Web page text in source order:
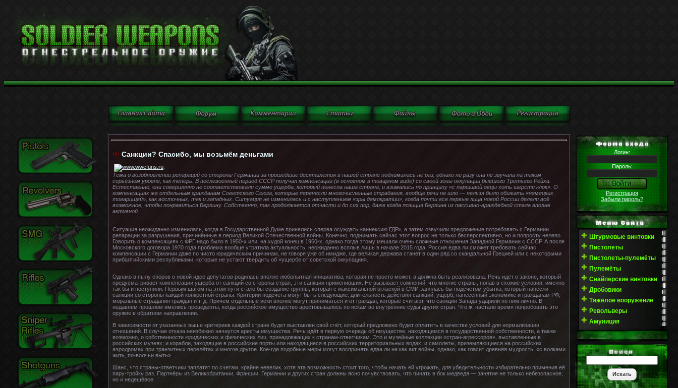
Санкции? Спасибо, мы возьмём деньгами
.
Тема о возобновлении репараций со стороны Германии за прошедшие десятилетия в нашей стране поднималась не раз, однако ни разу она не звучала на таком
серьёзном уровне, как теперь. В послевоенный период СССР получал компенсации (в основном в товарном виде) со своей зоны оккупации бывшего Третьего Рейха.
Естественно, они совершенно не соответствовали сумме ущерба, который понесла наша страна, и взимались по принципу «с паршивой овцы хоть шерсти клок». О
компенсациях же отдельным гражданам Советского Союза, которые перенесли многочисленные страдания, вообще речи не шло — нельзя было обижать «немецких
товарищей», как восточных, так и западных. Ситуация не изменилась и с наступлением «эры демократии», когда почти все первые лица новой России делали всё
возможное, чтобы понравиться Берлину. Собственно, так продолжается отчасти и до сих пор, даже когда позиция Берлина из пассивно-враждебной стала вполне
активной.
Ситуация неожиданно изменилась, когда в Государственной Думе принялись сперва осуждать «аннексию ГДР», а затем озвучили предложение потребовать с Германии
репарации за разрушения, причинённые в период Великой Отечественной войны. Конечно, поднимать сейчас этот вопрос не только бесперспективно, но и попросту нелепо.
Говорить о компенсациях с ФРГ надо было в 1950-х или, на худой конец в 1960-х, однако тогда этому мешали очень сложные отношения Западной Германии с СССР. А после
Московского договора 1970 года проблема вообще утратила актуальность, неожиданно всплыв лишь в начале 2015 года. Россия едва ли сможет требовать сейчас
компенсации с Германии даже по чисто юридическим причинам, не говоря уже об имидже, где великая держава станет в один ряд со скандальной Грецией или с некоторыми
прибалтийскими республиками, которые не устают твердить об «ущербе от советской оккупации».
Однако в пылу споров о новой идее депутатов родилась вполне любопытная инициатива, которая не просто может, а должна быть реализована. Речь идёт о законе, который
предусматривает компенсации ущерба от санкций со стороны стран, эти санкции применивших. Не вызывает сомнений, что многие страны, попав в схожие условия, именно
так бы и поступили. Первым шагом на этом пути стало бы создание группы, которая с максимальной оглаской в СМИ занялась бы подсчётом убытка, который нанесли
санкции со стороны каждой конкретной страны. Критерии подсчёта могут быть следующие: длительность действия санкций; ущерб, нанесённый экономике и гражданам РФ;
моральные страдания граждан и т. д. Причём отдельные иски вполне могут приниматься и от граждан, которые считают, что санкции Запада ударили по ним лично. В
недавнем прошлом имелись прецеденты, когда российское имущество арестовывалось по искам во внутренние суды других стран. Что ж, настало время попробовать это
оружие в обратном направлении.
В зависимости от указанных выше критериев каждой стране будет выставлен свой счёт, который предложено будет оплатить в качестве условий для нормализации
отношений. В случае отказа неизбежно начнутся аресты имущества. Речь идёт в первую очередь об имуществе, находящемся в государственной собственности, а также
возможно, о собственности юридических и физических лиц, принадлежащих к странам-ответчикам. Это и музейные коллекции «стран-агрессоров», выставленные в
российских музеях; и корабли, заходящие в российские порты или находящиеся в российских территориальных водах; и самолеты, приземляющиеся на российских
аэродромах при транзитных перелётах и многое другое. Кое-где подобные меры могут воспринять едва ли не как акт войны, однако, как гласит древняя мудрость, «с волками
жить, по-волчьи выть».
Шанс, что страны-ответчики заплатят по счетам, крайне невелик, хотя эта возможность стоит того, чтобы начать ей угрожать, для убедительности избирательно применив её
пару-тройку раз. Партнёры из Великобритании, Франции, Германии и других стран должны ясно почувствовать, что пинать в бок медведя — занятие не только небезопасное,
но и недешёвое.
Логин:
Пароль:
Регистрация
Забыли пароль?
Штурмовые винтовки
Пистолеты
Пистолеты-пулемёты
Пулемёты
Снайперские винтовки
Дробовики
Тяжёлое вооружение
Револьверы
Амуниция